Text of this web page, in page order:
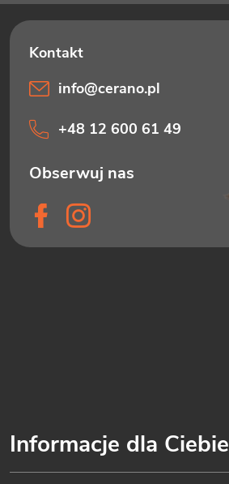
Informacje dla Ciebie
info@cerano.pl
+48 12 600 61 49